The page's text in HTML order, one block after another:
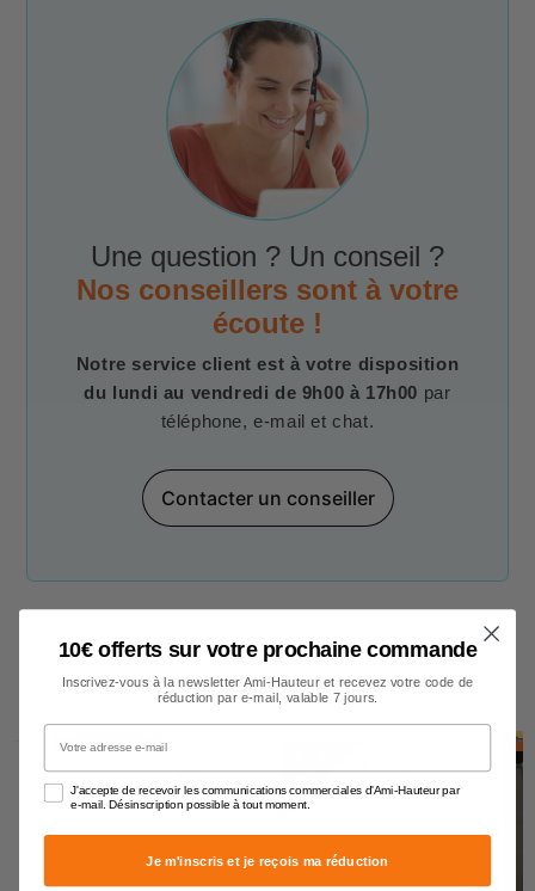
Une question ? Un conseil ?
Nos conseillers sont à votre
écoute !
Notre service client est à votre disposition
du lundi au vendredi de 9h00 à 17h00 par
téléphone, e-mail et chat.
Contacter un conseiller
Escalier
K
10€ offerts sur votre prochaine commande
Inscrivez-vous à la newsletter Ami-Hauteur et recevez votre code de
réduction par e-mail, valable 7 jours.
Votre adresse e-mail
J'accepte de recevoir les communications commerciales d'Ami-Hauteur par
e-mail. Désinscription possible à tout moment.
Je m'inscris et je reçois ma réduction